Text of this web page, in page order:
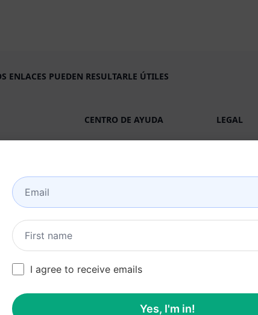
ENLACES PUEDEN RESULTARLE ÚTILES
solitario (en)
equipo (en)
CENTRO DE AYUDA
Estado (en)
LEGAL
I agree to receive emails
Yes, I'm in!